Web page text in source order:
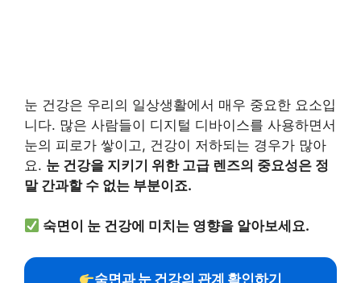
눈 건강은 우리의 일상생활에서 매우 중요한 요소입
니다. 많은 사람들이 디지털 디바이스를 사용하면서
눈의 피로가 쌓이고, 건강이 저하되는 경우가 많아
요. 눈 건강을 지키기 위한 고급 렌즈의 중요성은 정
말 간과할 수 없는 부분이죠.
숙면이 눈 건강에 미치는 영향을 알아보세요.
숙면과 눈 건강의 관계 확인하기